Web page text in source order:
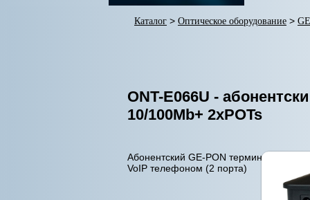
Каталог > Оптическое оборудование >
ONT-E066U -
10/100Mb+ 2xPOTs
Абонентский GE-PON терминал со
VoIP телефоном (2 порта)